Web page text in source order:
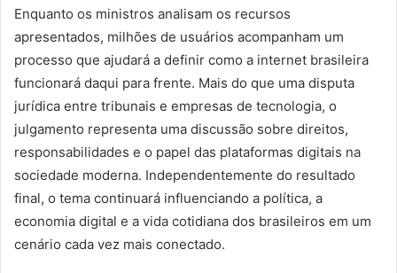
Enquanto os ministros analisam os recursos
apresentados, milhões de usuários acompanham um
processo que ajudará a definir como a internet brasileira
funcionará daqui para frente. Mais do que uma disputa
jurídica entre tribunais e empresas de tecnologia, o
julgamento representa uma discussão sobre direitos,
responsabilidades e o papel das plataformas digitais na
sociedade moderna. Independentemente do resultado
final, o tema continuará influenciando a política, a
economia digital e a vida cotidiana dos brasileiros em um
cenário cada vez mais conectado.